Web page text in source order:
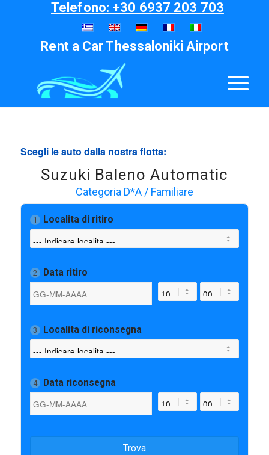
Telefono: +30 6937 203 703
Rent a Car Thessaloniki Airport
Scegli le auto dalla nostra flotta:
Suzuki Baleno Automatic
Categoria D*A / Familiare
1 Localita di ritiro
2 Data ritiro
3 Localita di riconsegna
4 Data riconsegna
Trova